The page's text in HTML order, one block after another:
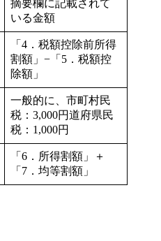
摘要欄に記載されて
いる金額
「4．税額控除前所得
割額」−「5．税額控
除額」
一般的に、市町村民
税：3,000円道府県民
税：1,000円
「6．所得割額」＋
「7．均等割額」